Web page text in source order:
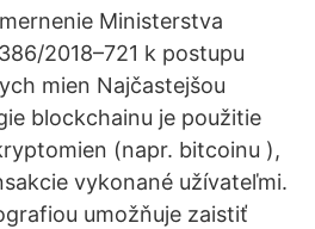
Ministerstva
2018–721 k postupu
mien Najčastejšou
blockchainu je použitie
(napr. bitcoinu ),
vykonané užívateľmi.
umožňuje zaistiť